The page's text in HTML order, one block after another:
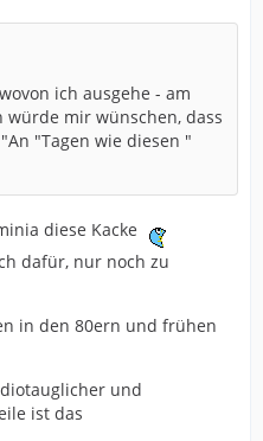
ich ausgehe - am
würde mir wünschen, dass
"Tagen wie diesen "
diese Kacke
dafür, nur noch zu
in den 80ern und frühen
und
ist das